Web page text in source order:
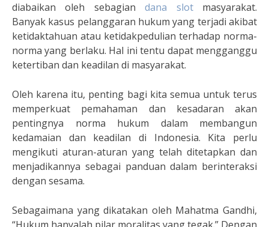
diabaikan oleh sebagiandana slotmasyarakat.
Banyak kasus pelanggaran hukum yang terjadi akibat
ketidaktahuan atau ketidakpedulian terhadap norma-
norma yang berlaku. Hal ini tentu dapat mengganggu
ketertiban dan keadilan di masyarakat.
Oleh karena itu, penting bagi kita semua untuk terus
memperkuat pemahaman dan kesadaran akan
pentingnya norma hukum dalam membangun
kedamaian dan keadilan di Indonesia. Kita perlu
mengikuti aturan-aturan yang telah ditetapkan dan
menjadikannya sebagai panduan dalam berinteraksi
dengan sesama.
Sebagaimana yang dikatakan oleh Mahatma Gandhi,